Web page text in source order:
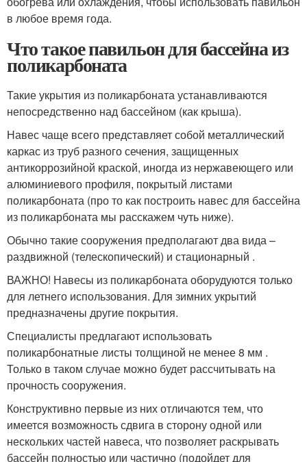
в любое время года.
Что такое павильон для бассейна из
поликарбоната
Такие укрытия из поликарбоната устанавливаются
непосредственно над бассейном (как крыша).
Навес чаще всего представляет собой металлический
каркас из труб разного сечения, защищенных
антикоррозийной краской, иногда из нержавеющего или
алюминиевого профиля, покрытый листами
поликарбоната (про то как построить навес для бассейна
из поликарбоната мы расскажем чуть ниже).
Обычно такие сооружения предполагают два вида –
раздвижной (телескопический) и стационарный .
ВАЖНО! Навесы из поликарбоната оборудуются только
для летнего использования. Для зимних укрытий
предназначены другие покрытия.
Специалисты предлагают использовать
поликарбонатные листы толщиной не менее 8 мм .
Только в таком случае можно будет рассчитывать на
прочность сооружения.
Конструктивно первые из них отличаются тем, что
имеется возможность сдвига в сторону одной или
нескольких частей навеса, что позволяет раскрывать
бассейн полностью или частично (подойдет для